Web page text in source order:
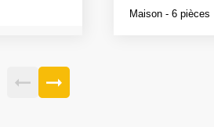
Maison - 6 pièces